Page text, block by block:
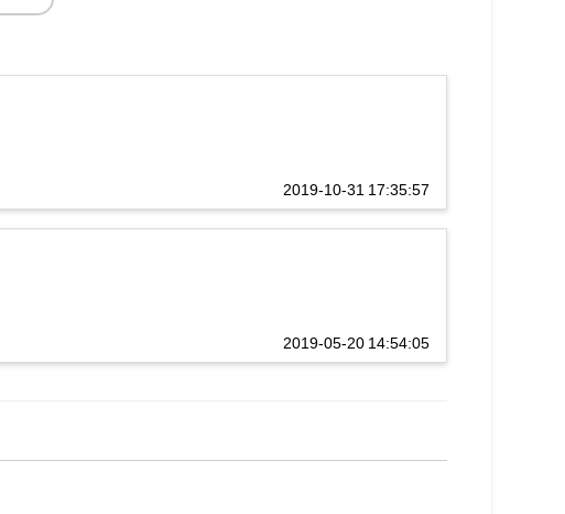
2019-10-31 17:35:57
2019-05-20 14:54:05